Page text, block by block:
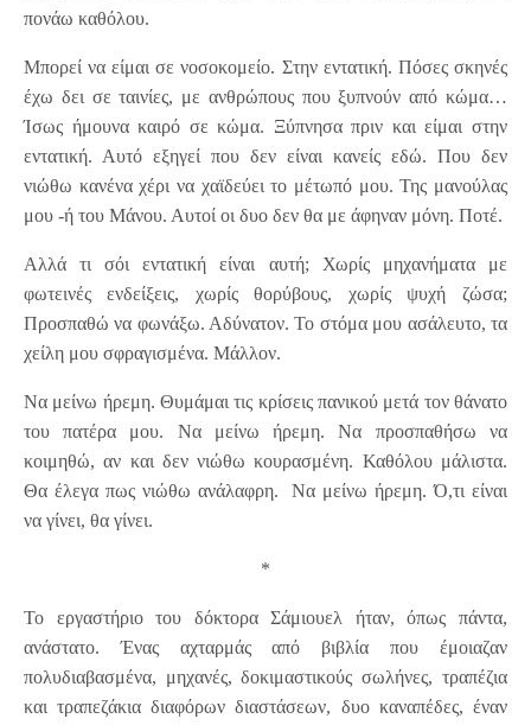
πονάω καθόλου.
Μπορεί να είμαι σε νοσοκομείο. Στην εντατική. Πόσες σκηνές
έχω δει σε ταινίες, με ανθρώπους που ξυπνούν από κώμα…
Ίσως ήμουνα καιρό σε κώμα. Ξύπνησα πριν και είμαι στην
εντατική. Αυτό εξηγεί που δεν είναι κανείς εδώ. Που δεν
νιώθω κανένα χέρι να χαϊδεύει το μέτωπό μου. Της μανούλας
μου -ή του Μάνου. Αυτοί οι δυο δεν θα με άφηναν μόνη. Ποτέ.
Αλλά τι σόι εντατική είναι αυτή; Χωρίς μηχανήματα με
φωτεινές ενδείξεις, χωρίς θορύβους, χωρίς ψυχή ζώσα;
Προσπαθώ να φωνάξω. Αδύνατον. Το στόμα μου ασάλευτο, τα
χείλη μου σφραγισμένα. Μάλλον.
Να μείνω ήρεμη. Θυμάμαι τις κρίσεις πανικού μετά τον θάνατο
του πατέρα μου. Να μείνω ήρεμη. Να προσπαθήσω να
κοιμηθώ, αν και δεν νιώθω κουρασμένη. Καθόλου μάλιστα.
Θα έλεγα πως νιώθω ανάλαφρη. Να μείνω ήρεμη. Ό,τι είναι
να γίνει, θα γίνει.
*
Το εργαστήριο του δόκτορα Σάμιουελ ήταν, όπως πάντα,
ανάστατο. Ένας αχταρμάς από βιβλία που έμοιαζαν
πολυδιαβασμένα, μηχανές, δοκιμαστικούς σωλήνες, τραπέζια
και τραπεζάκια διαφόρων διαστάσεων, δυο καναπέδες, έναν